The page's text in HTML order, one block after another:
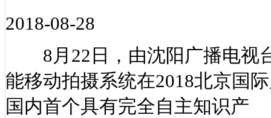
2018-08-28
8月22日，由沈阳广播电视
能移动拍摄系统在2018北京国
国内首个具有完全自主知识产